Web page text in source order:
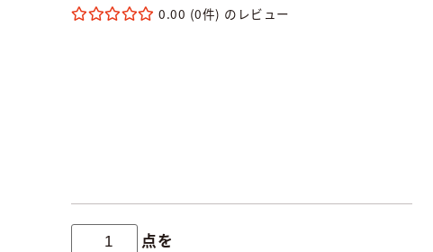
0.00 (0件)
点を